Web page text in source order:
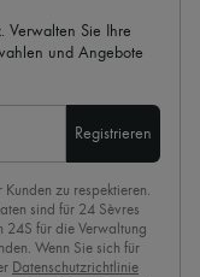
Verwalten Sie Ihre
und Angebote
Registrieren
zu respektieren.
sind für 24 Sèvres
24S für die Verwaltung
Wenn Sie sich für
Datenschutzrichtlinie